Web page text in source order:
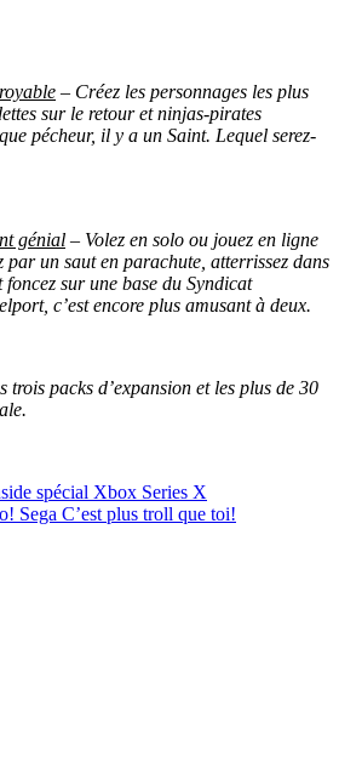
– Créez les personnages les plus
sur le retour et ninjas-pirates
pécheur, il y a un Saint. Lequel serez-
génial – Volez en solo ou jouez en ligne
par un saut en parachute, atterrissez dans
sur une base du Syndicat
c’est encore plus amusant à deux.
trois packs d’expansion et les plus de 30
spécial Xbox Series X
Sega C’est plus troll que toi!